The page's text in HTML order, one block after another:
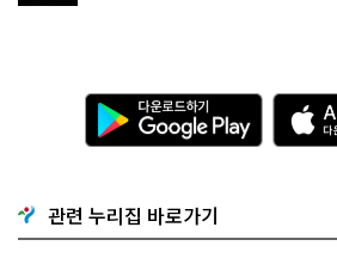
다
운
로
기
G
o
관련 누리집 바로가기